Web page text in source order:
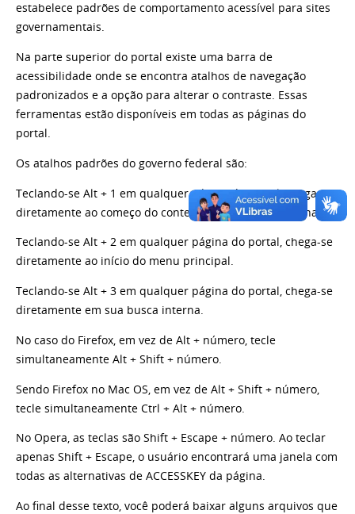
estabelece padrões de comportamento acessível para sites
governamentais.
Na parte superior do portal existe uma barra de
acessibilidade onde se encontra atalhos de navegação
padronizados e a opção para alterar o contraste. Essas
ferramentas estão disponíveis em todas as páginas do
portal.
Os atalhos padrões do governo federal são:
Teclando-se Alt + 1 em qualquer página do portal, chega-se
diretamente ao começo do conteúdo principal da página.
Teclando-se Alt + 2 em qualquer página do portal, chega-se
diretamente ao início do menu principal.
Teclando-se Alt + 3 em qualquer página do portal, chega-se
diretamente em sua busca interna.
No caso do Firefox, em vez de Alt + número, tecle
simultaneamente Alt + Shift + número.
Sendo Firefox no Mac OS, em vez de Alt + Shift + número,
tecle simultaneamente Ctrl + Alt + número.
No Opera, as teclas são Shift + Escape + número. Ao teclar
apenas Shift + Escape, o usuário encontrará uma janela com
todas as alternativas de ACCESSKEY da página.
Ao final desse texto, você poderá baixar alguns arquivos que